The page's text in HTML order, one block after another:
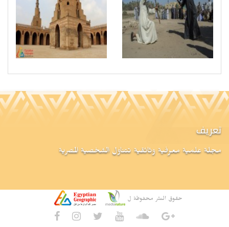
تعريف
مجلة علمية معرفية وثائقية تتناول الشخصية المصرية
حقوق النشر محفوظة ل